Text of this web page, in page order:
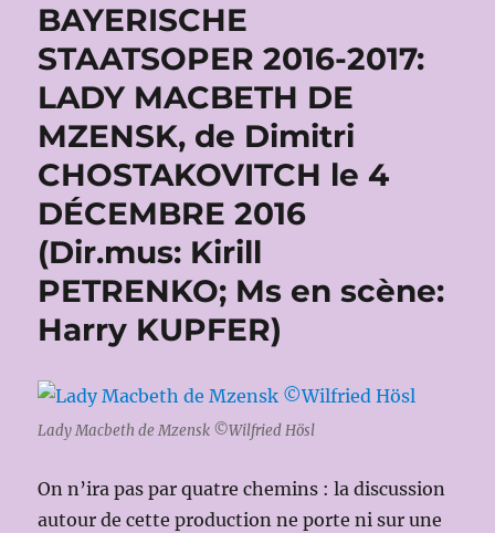
BAYERISCHE
STAATSOPER 2016-2017:
LADY MACBETH DE
MZENSK, de Dimitri
CHOSTAKOVITCH le 4
DÉCEMBRE 2016
(Dir.mus: Kirill
PETRENKO; Ms en scène:
Harry KUPFER)
Lady Macbeth de Mzensk ©Wilfried Hösl
On n’ira pas par quatre chemins : la discussion
autour de cette production ne porte ni sur une